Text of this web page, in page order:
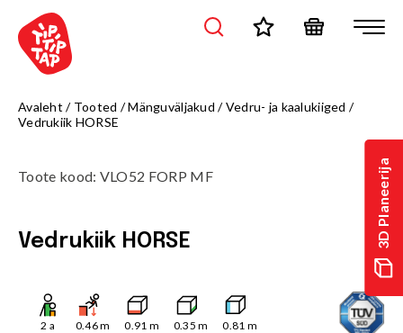
3D Planeerija
Avaleht / Tooted /Mänguväljakud /Vedru- ja kaalukiiged /
Vedrukiik HORSE
Toote kood: VLO52 FORP MF
Vedrukiik HORSE
2 a 0.46m 0.91 m 0.35 m 0.81 m